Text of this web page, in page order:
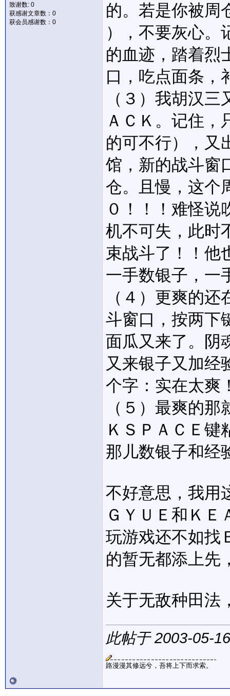
致谢数: 0
获感谢文章数：0
获会员感谢数：0
的。若是你被周
），不要灰心。
的血迹，踏着烈
口，吃点面条，
（３）我胡汉
ＡＣＫ。记住，
的可不行），又
馆，新的战斗窗
仓。且慢，这个
０！！！难怪
机不可失，此时
束战斗了！！他
一手数银子，一
（４）更爽的
斗窗口，按两下
面瓜又来了。阴
又来银子又加经
个字：实在太爽
（５）最爽的
ＫＳＰＡＣＥ键
那儿数银子和经
不好意思，我用
ＧＹＵＥ和ＫＥ
玩游戏还不如找
的暂无都添上先
关于无敌种田法
此帖于 2003-05-
路漫漫其修远兮，吾将上下而求索。